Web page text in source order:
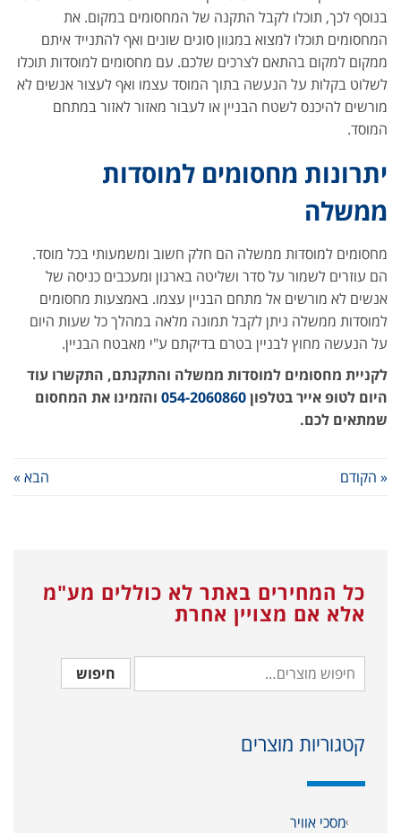
בנוסף לכך, תוכלו לקבל התקנה של המחסומים במקום. את
המחסומים תוכלו למצוא במגוון סוגים שונים ואף להתנייד איתם
ממקום למקום בהתאם לצרכים שלכם. עם מחסומים למוסדות תוכלו
לשלוט בקלות על הנעשה בתוך המוסד עצמו ואף לעצור אנשים לא
מורשים להיכנס לשטח הבניין או לעבור מאזור לאזור במתחם
המוסד.
יתרונות מחסומים למוסדות
ממשלה
מחסומים למוסדות ממשלה הם חלק חשוב ומשמעותי בכל מוסד.
הם עוזרים לשמור על סדר ושליטה בארגון ומעכבים כניסה של
אנשים לא מורשים אל מתחם הבניין עצמו. באמצעות מחסומים
למוסדות ממשלה ניתן לקבל תמונה מלאה במהלך כל שעות היום
על הנעשה מחוץ לבניין בטרם בדיקתם ע"י מאבטח הבניין.
לקניית מחסומים למוסדות ממשלה והתקנתם, התקשרו עוד
היום לטופ אייר בטלפון054-2060860 והזמינו את המחסום
שמתאים לכם.
« הקודם הבא »
כל המחירים באתר לא כוללים מע"מ
אלא אם מצויין אחרת
חיפוש
קטגוריות מוצרים
מסכי אוויר